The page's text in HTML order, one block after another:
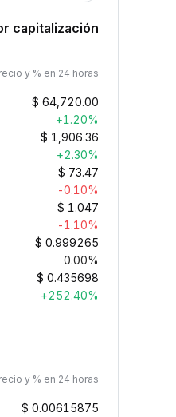
capitalización
y % en 24 horas
$ 64,720.00
+1.20%
$ 1,906.36
+2.30%
$ 73.47
-0.10%
$ 1.047
-1.10%
$ 0.999265
0.00%
$ 0.435698
+252.40%
y % en 24 horas
$ 0.00615875